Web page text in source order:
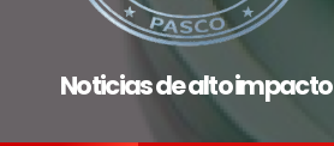
Noticias de alto impacto